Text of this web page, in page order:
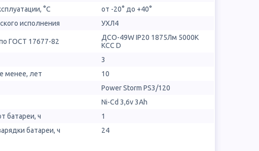
°С
от -20° до +40°
исполнения
УХЛ4
ГОСТ 17677-82
ДСО-49W IP20 1875Лм 5000К
КСС D
3
менее, лет
10
Power Storm PS3/120
Ni-Cd 3,6v 3Аh
батареи, ч
1
батареи, ч
24